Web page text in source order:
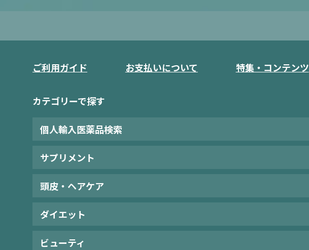
ご利用ガイド お支払いについて 特集・コンテンツ
カテゴリーで探す
個人輸入医薬品検索
サプリメント
頭皮・ヘアケア
ダイエット
ビューティ